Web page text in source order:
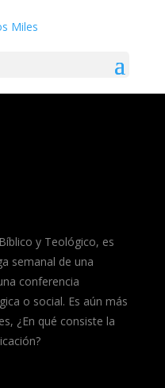
y Teológico, es
semanal de una
conferencia
o social. Es aún más
¿En qué consiste la